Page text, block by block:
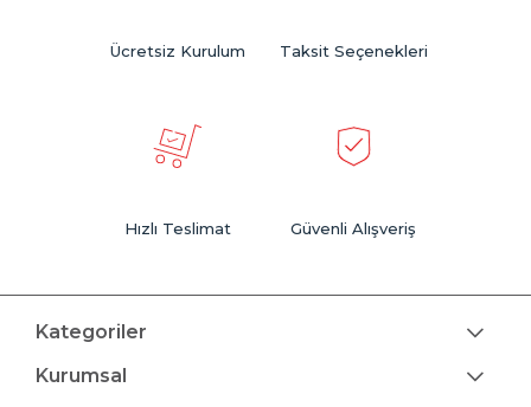
Ücretsiz Kurulum Taksit Seçenekleri
Hızlı Teslimat Güvenli Alışveriş
Kategoriler
Kurumsal